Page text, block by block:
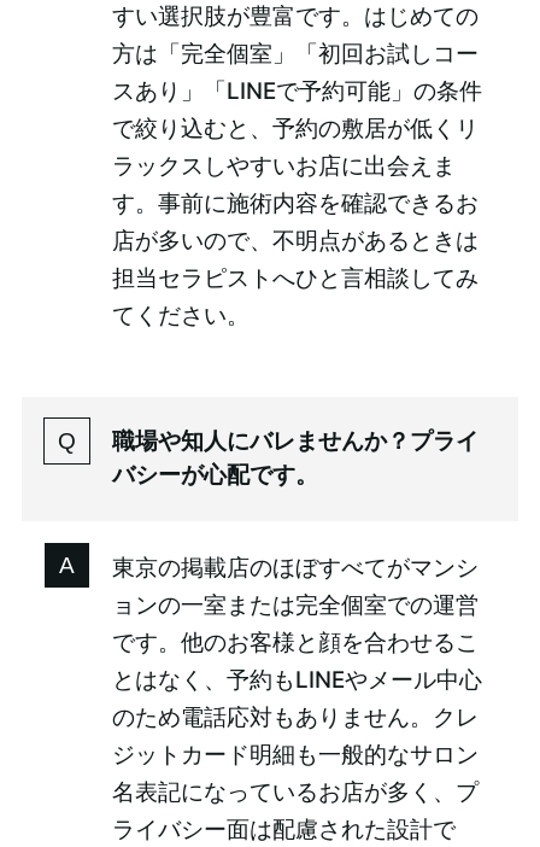
すい選択肢が豊富です。はじめての
方は「完全個室」「初回お試しコー
スあり」「LINEで予約可能」の条件
で絞り込むと、予約の敷居が低くリ
ラックスしやすいお店に出会えま
す。事前に施術内容を確認できるお
店が多いので、不明点があるときは
担当セラピストへひと言相談してみ
てください。
職場や知人にバレませんか？プライ
バシーが心配です。
東京の掲載店のほぼすべてがマンシ
ョンの一室または完全個室での運営
です。他のお客様と顔を合わせるこ
とはなく、予約もLINEやメール中心
のため電話応対もありません。クレ
ジットカード明細も一般的なサロン
名表記になっているお店が多く、プ
ライバシー面は配慮された設計で